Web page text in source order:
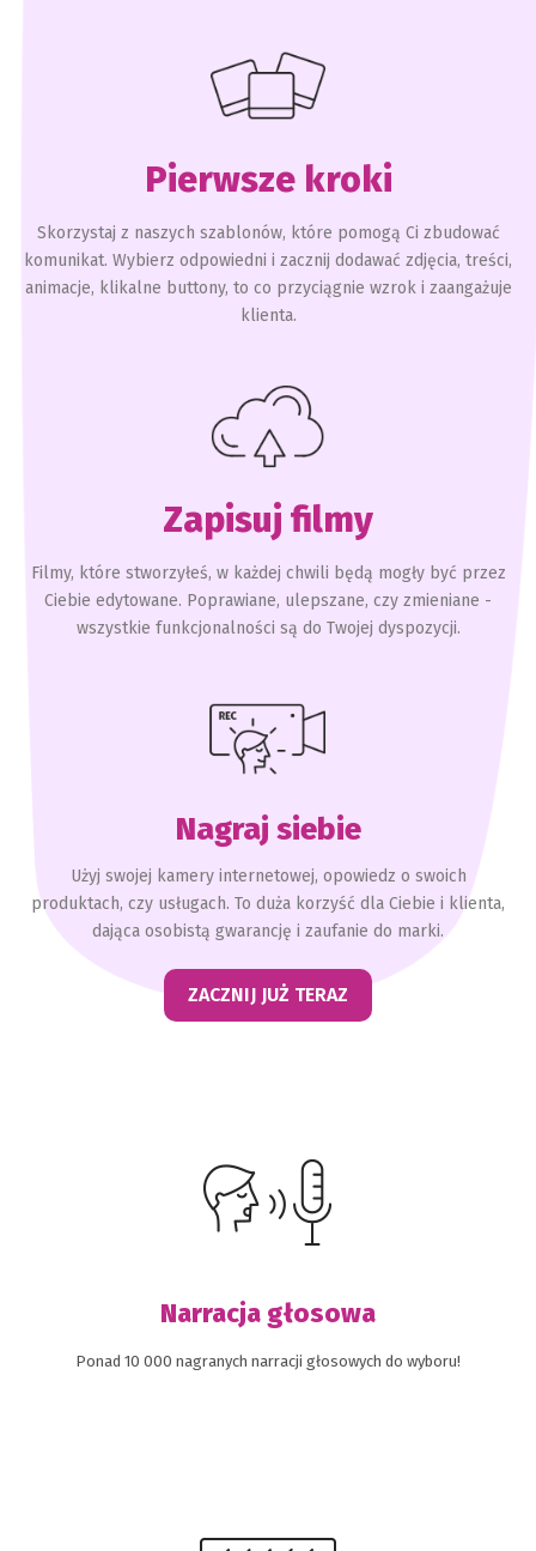
Pierwsze kroki
Skorzystaj z naszych szablonów, które pomogą Ci zbudować
komunikat. Wybierz odpowiedni i zacznij dodawać zdjęcia, treści,
animacje, klikalne buttony, to co przyciągnie wzrok i zaangażuje
klienta.
Zapisuj filmy
Filmy, które stworzyłeś, w każdej chwili będą mogły być przez
Ciebie edytowane. Poprawiane, ulepszane, czy zmieniane -
wszystkie funkcjonalności są do Twojej dyspozycji.
Nagraj siebie
Użyj swojej kamery internetowej, opowiedz o swoich
produktach, czy usługach. To duża korzyść dla Ciebie i klienta,
dająca osobistą gwarancję i zaufanie do marki.
ZACZNIJ JUŻ TERAZ
Narracja głosowa
Ponad 10 000 nagranych narracji głosowych do wyboru!